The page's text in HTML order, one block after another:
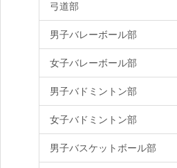
弓道部
男子バレーボール部
女子バレーボール部
男子バドミントン部
女子バドミントン部
男子バスケットボール部